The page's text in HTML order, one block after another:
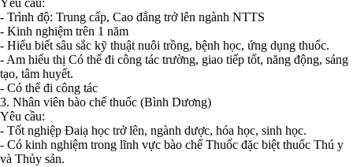
Yêu cầu:
- Trình độ: Trung cấp, Cao đẳng trở lên ngành NTTS
- Kinh nghiệm trên 1 năm
- Hiểu biết sâu sắc kỹ thuật nuôi trồng, bệnh học, ứng dụng thuốc.
- Am hiểu thị Có thể đi công tác trường, giao tiếp tốt, năng động, sáng
tạo, tâm huyết.
- Có thể đi công tác
3. Nhân viên bào chế thuốc (Bình Dương)
Yêu cầu:
- Tốt nghiệp Đaiạ học trở lên, ngành dược, hóa học, sinh học.
- Có kinh nghiệm trong lĩnh vực bào chế Thuốc đặc biệt thuốc Thú y
và Thủy sản.